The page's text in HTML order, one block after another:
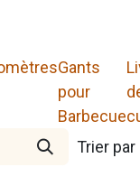
Gants
pour
Barbecue
Trier par